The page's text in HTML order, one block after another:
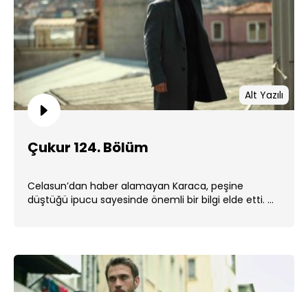
Alt Yazılı
Çukur 124. Bölüm
Celasun’dan haber alamayan Karaca, peşine
düştüğü ipucu sayesinde önemli bir bilgi elde etti. ...